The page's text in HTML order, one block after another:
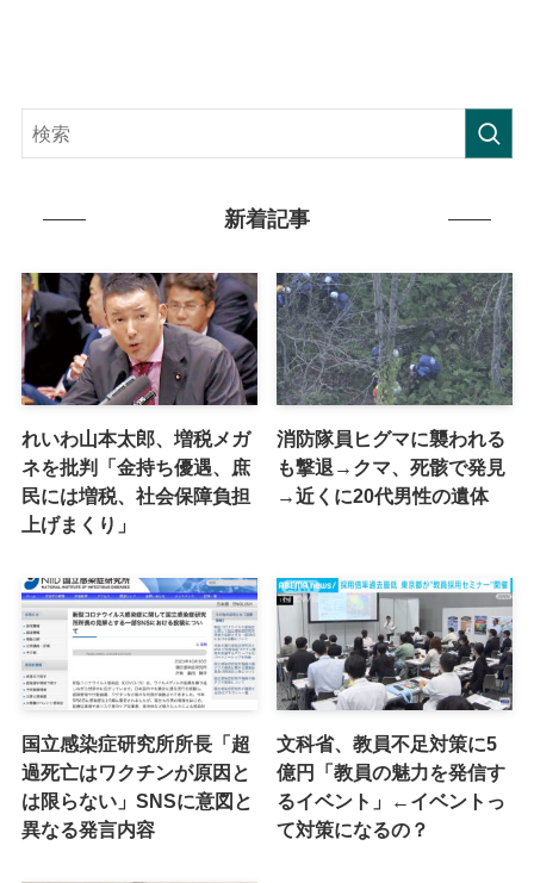
新着記事
れいわ山本太郎、増税メガ
ネを批判「金持ち優遇、庶
民には増税、社会保障負担
上げまくり」
消防隊員ヒグマに襲われる
も撃退→クマ、死骸で発見
→近くに20代男性の遺体
国立感染症研究所所長「超
過死亡はワクチンが原因と
は限らない」SNSに意図と
異なる発言内容
文科省、教員不足対策に5
億円「教員の魅力を発信す
るイベント」←イベントっ
て対策になるの？